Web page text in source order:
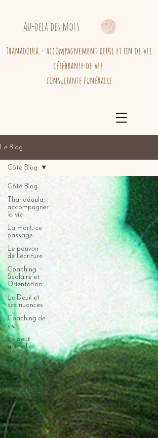
Au-delà des mots
Thanadoula - accompagnement deuil et fin de vie
célébrante de vie
consultante funéraire
Le Blog
Côté Blog
Thanadoula,
accompagner
la vie
La mort, ce
passage
Le pouvoir
de l'écriture
Coaching
Scolaire et
Orientation
Le Deuil et
ses nuances
Coaching de
vie
Le deuil
animalier
Côté Blog